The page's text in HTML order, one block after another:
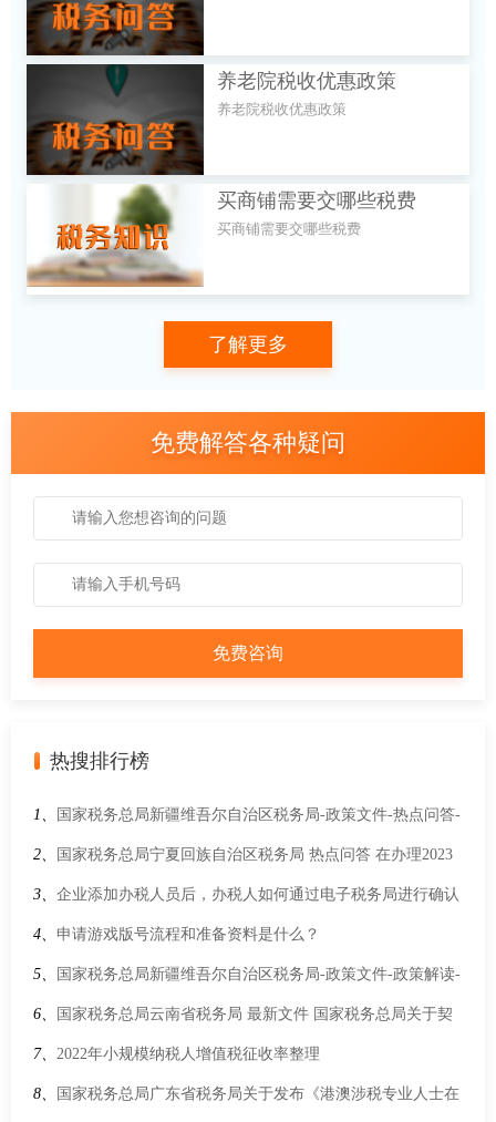
养老院税收优惠政策
养老院税收优惠政策
买商铺需要交哪些税费
买商铺需要交哪些税费
了解更多
免费解答各种疑问
热搜排行榜
1、 国家税务总局新疆维吾尔自治区税务局-政策文件-热点问答-
纳税人2019年3月31日前开具了增值税专用发票，4月1日后因销
售折让、中止或者退回等情形需要开具红字发票的，具体应如
何处理？
2、 国家税务总局宁夏回族自治区税务局 热点问答 在办理2023
年度个人所得税综合所得年度汇算时可享受的税前扣除有哪
些？
3、 企业添加办税人员后，办税人如何通过电子税务局进行确认
授权？
4、 申请游戏版号流程和准备资料是什么？
5、 国家税务总局新疆维吾尔自治区税务局-政策文件-政策解读-
关于《国家税务总局关于优化企业所得税预缴纳税申报有关事
项的公告》的解读
6、 国家税务总局云南省税务局 最新文件 国家税务总局关于契
税纳税服务与征收管理若干事项的公告
7、 2022年小规模纳税人增值税征收率整理
8、 国家税务总局广东省税务局关于发布《港澳涉税专业人士在